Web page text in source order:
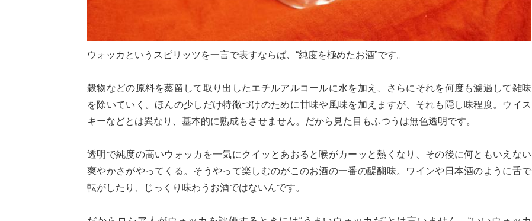
ウォッカというスピリッツを一言で表すならば、“純度を極めたお酒”です。
穀物などの原料を蒸留して取り出したエチルアルコールに水を加え、さらにそれを何度も濾過して雑味
を除いていく。ほんの少しだけ特徴づけのために甘味や風味を加えますが、それも隠し味程度。ウイス
キーなどとは異なり、基本的に熟成もさせません。だから見た目もふつうは無色透明です。
透明で純度の高いウォッカを一気にクイッとあおると喉がカーッと熱くなり、その後に何ともいえない
爽やかさがやってくる。そうやって楽しむのがこのお酒の一番の醍醐味。ワインや日本酒のように舌で
転がしたり、じっくり味わうお酒ではないんです。